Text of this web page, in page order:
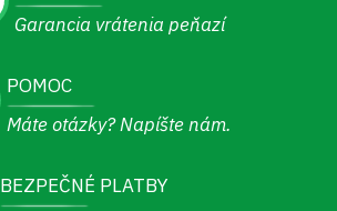
Garancia vrátenia peňazí
POMOC
Máte otázky? Napíšte nám.
BEZPEČNÉ PLATBY